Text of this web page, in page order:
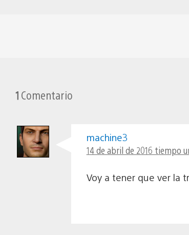
1 Comentario
machine3
14 de abril de 2016 tiempo
Voy a tener que ver la